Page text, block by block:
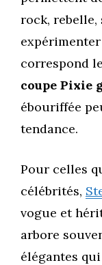
rock, rebelle,
correspond
coupe Pixie
ébouriffée
tendance.
Pour celles
célébrités,
vogue et
arbore
élégantes